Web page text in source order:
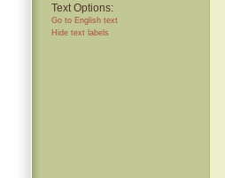
Text Options:
Go to English text
Hide text labels